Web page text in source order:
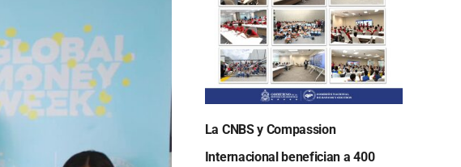
La CNBS y Compassion
Internacional benefician a 400